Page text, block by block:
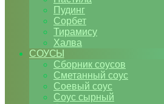
Пудинг
Сорбет
Тирамису
Халва
СОУСЫ
Сборник соусов
Сметанный соус
Соевый соус
Соус сырный